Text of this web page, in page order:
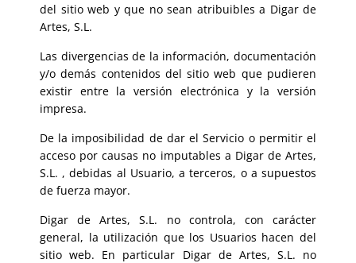
del sitio web y que no sean atribuibles a Digar de
Artes, S.L.
Las divergencias de la información, documentación
y/o demás contenidos del sitio web que pudieren
existir entre la versión electrónica y la versión
impresa.
De la imposibilidad de dar el Servicio o permitir el
acceso por causas no imputables a Digar de Artes,
S.L. , debidas al Usuario, a terceros, o a supuestos
de fuerza mayor.
Digar de Artes, S.L. no controla, con carácter
general, la utilización que los Usuarios hacen del
sitio web. En particular Digar de Artes, S.L. no